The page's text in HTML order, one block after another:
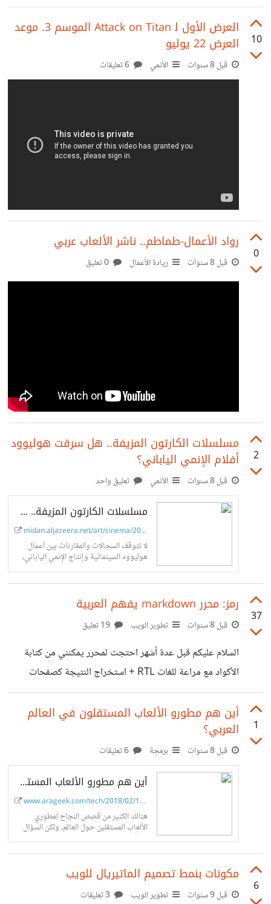
10
العرض الأول ﻟ Attack on Titan الموسم 3. موعد
العرض 22 يوليو
قبل 8 سنوات الأنمي
0
‫رواد الأعمال-طماطم.. ناشر الألعاب عربي
قبل 8 سنوات ريادة الأعمال
2
مسلسلات الكارتون المزيفة.. هل سرقت هوليوود
أفلام الإنمي الياباني؟
قبل 8 سنوات الأنمي تعليق واحد
مسلسلات الكارتون المزيفة.. هل سرقت هوليوود أفلام الإنمي الياباني؟
midan.aljazeera.net/art/cinema/2018/...
لا تتوقف السجالات والمقارنات بين أعمال
هوليوود السينمائية وإنتاج الإنمي الياباني،
فهل يمكن الحديث عن سرقة أدبية أقدمت
37
رمز: محرر markdown يفهم العربية
قبل 8 سنوات تطوير الويب
السلام عليكم قبل عدة أشهر احتجت لمحرر يمكنني من كتابة
الأكواد مع مراعة للغات RTL + استخراج النتيجة كصفحات
html جاهزة لاستخدام ولذى قمت بعمل على محرر بهذه
المواصفات، بعد عمل متقطع لعدة أشهر وكثير من تعديلات هنا
نهائي :) *رمز* محرر markdown *يفهم العربية* ويتيح
استخراج النتيجة كمستندات نصية .txt وكصفحات html،
حاولت إتاحة استخراج كمستند pdf عبر jspdf ولاكنها لاتدعم
لغة العربية! الرابظ: https://ramz.netlify.com/ لمن يرغب
1
أين هم مطورو الألعاب المستقلون في العالم
العربي؟
قبل 8 سنوات برمجة
أين هم مطورو الألعاب المستقلون في العالم العربي؟
www.arageek.com/tech/2018/02/12/...
هنالك الكثير من قصص النجاح لمطوري
الألعاب المستقلين حول العالم، ولكن السؤال
هنا أين مطوروا الألعاب العرب من ذلك؟ ولماذا
6
مكونات بنمط تصميم الماتيريال للويب
قبل 9 سنوات تطوير الويب